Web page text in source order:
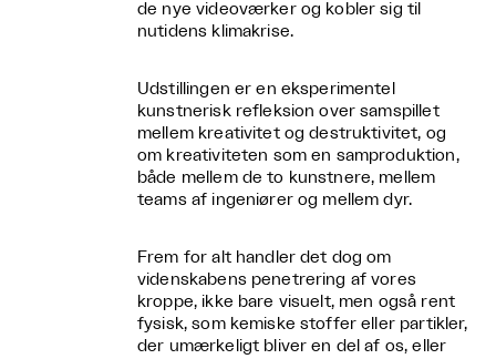
de nye videoværker og kobler sig til
nutidens klimakrise.
Udstillingen er en eksperimentel
kunstnerisk refleksion over samspillet
mellem kreativitet og destruktivitet, og
om kreativiteten som en samproduktion,
både mellem de to kunstnere, mellem
teams af ingeniører og mellem dyr.
Frem for alt handler det dog om
videnskabens penetrering af vores
kroppe, ikke bare visuelt, men også rent
fysisk, som kemiske stoffer eller partikler,
der umærkeligt bliver en del af os, eller